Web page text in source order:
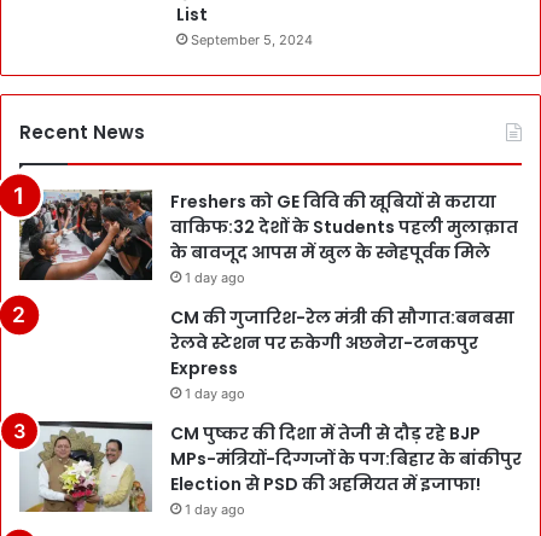
List
September 5, 2024
Recent News
Freshers को GE विवि की खूबियों से कराया
वाकिफ:32 देशों के Students पहली मुलाक़ात
के बावजूद आपस में खुल के स्नेहपूर्वक मिले
1 day ago
CM की गुजारिश-रेल मंत्री की सौगात:बनबसा
रेलवे स्टेशन पर रुकेगी अछनेरा-टनकपुर
Express
1 day ago
CM पुष्कर की दिशा में तेजी से दौड़ रहे BJP
MPs-मंत्रियों-दिग्गजों के पग:बिहार के बांकीपुर
Election से PSD की अहमियत में इजाफा!
1 day ago